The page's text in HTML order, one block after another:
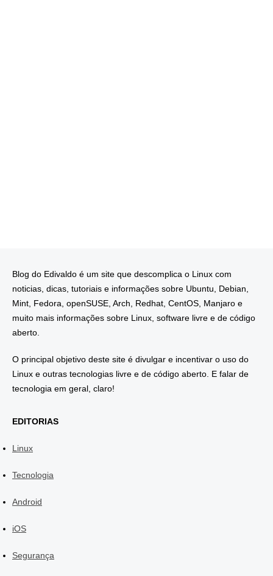
Blog do Edivaldo é um site que descomplica o Linux com
noticias, dicas, tutoriais e informações sobre Ubuntu, Debian,
Mint, Fedora, openSUSE, Arch, Redhat, CentOS, Manjaro e
muito mais informações sobre Linux, software livre e de código
aberto.
O principal objetivo deste site é divulgar e incentivar o uso do
Linux e outras tecnologias livre e de código aberto. E falar de
tecnologia em geral, claro!
EDITORIAS
Linux
Tecnologia
Android
iOS
Segurança